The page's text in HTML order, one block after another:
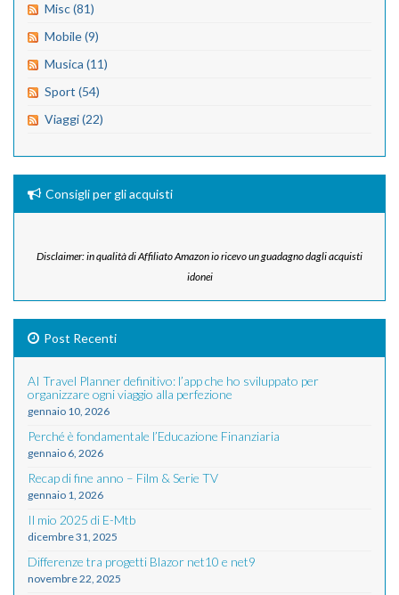
Misc (81)
Mobile (9)
Musica (11)
Sport (54)
Viaggi (22)
Consigli per gli acquisti
Disclaimer: in qualità di Affiliato Amazon io ricevo un guadagno dagli acquisti
idonei
Post Recenti
AI Travel Planner definitivo: l’app che ho sviluppato per
organizzare ogni viaggio alla perfezione
gennaio 10, 2026
Perché è fondamentale l’Educazione Finanziaria
gennaio 6, 2026
Recap di fine anno – Film & Serie TV
gennaio 1, 2026
Il mio 2025 di E-Mtb
dicembre 31, 2025
Differenze tra progetti Blazor net10 e net9
novembre 22, 2025